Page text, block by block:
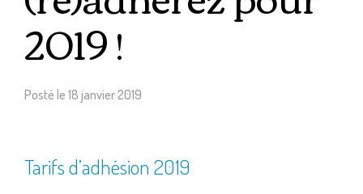
2019 !
Posté le 18 janvier 2019
Tarifs d’adhésion 2019